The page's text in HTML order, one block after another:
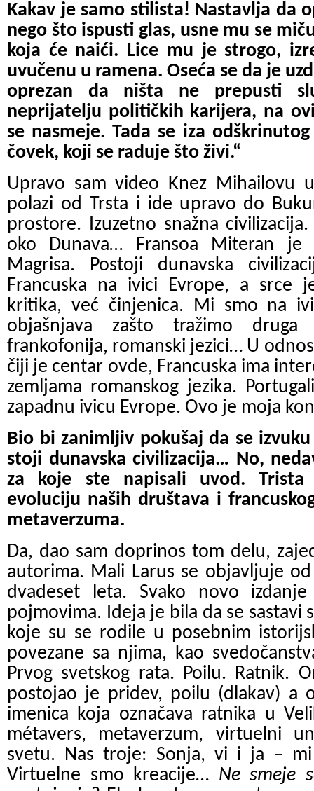
Kakav je samo stilista! Nastavlja da
nego što ispusti glas, usne mu se
koja će naići. Lice mu je strogo,
uvučenu u ramena. Oseća se da je
oprezan da ništa ne prepusti
neprijatelju političkih karijera, na
se nasmeje. Tada se iza
čovek, koji se raduje što živi.“
Upravo sam video Knez Mihailovu
polazi od Trsta i ide upravo do
prostore. Izuzetno snažna
oko Dunava… Fransoa Miteran
Magrisa. Postoji dunavska
Francuska na ivici Evrope, a srce
kritika, već činjenica. Mi smo na
objašnjava zašto tražimo druga
frankofonija, romanski jezici… U
čiji je centar ovde, Francuska ima
zemljama romanskog jezika.
zapadnu ivicu Evrope. Ovo je moja
Bio bi zanimljiv pokušaj da se
stoji dunavska civilizacija… No,
za koje ste napisali uvod. Trista
evoluciju naših društava i
metaverzuma.
Da, dao sam doprinos tom delu,
autorima. Mali Larus se objavljuje
dvadeset leta. Svako novo
pojmovima. Ideja je bila da se sastavi
koje su se rodile u posebnim
povezane sa njima, kao
Prvog svetskog rata. Poilu. Ratnik.
postojao je pridev, poilu (dlakav) a
imenica koja označava ratnika u
métavers, metaverzum, virtuelni
svetu. Nas troje: Sonja, vi i ja –
Virtuelne smo kreacije… Ne smeje